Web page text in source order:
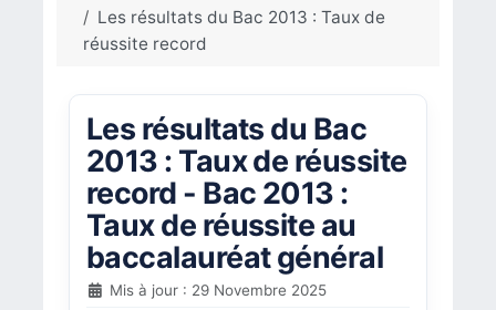
Les résultats du Bac 2013 : Taux de
réussite record
Les résultats du Bac
2013 : Taux de réussite
record - Bac 2013 :
Taux de réussite au
baccalauréat général
Mis à jour : 29 Novembre 2025